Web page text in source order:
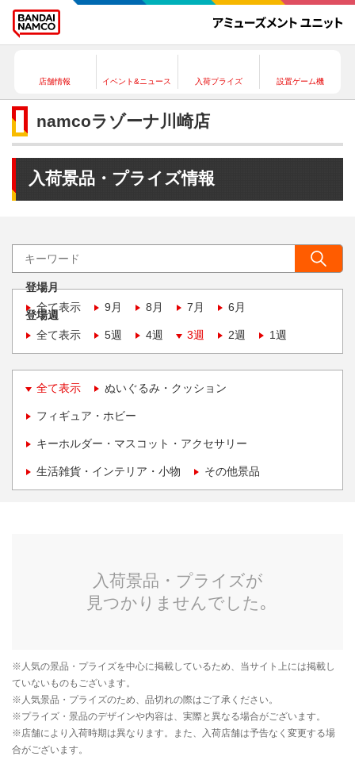
店舗情報 イベント&ニュース 入荷プライズ 設置ゲーム機
namcoラゾーナ川崎店
入荷景品・プライズ情報
登場月
全て表示
9月 8月 7月 6月
登場週
全て表示
5週 4週 3週 2週 1週
全て表示 ぬいぐるみ・クッション
フィギュア・ホビー
キーホルダー・マスコット・アクセサリー
生活雑貨・インテリア・小物 その他景品